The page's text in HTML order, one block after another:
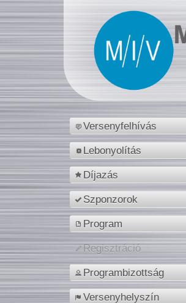
Versenyfelhívás
Lebonyolítás
Díjazás
Szponzorok
Program
Regisztráció
Programbizottság
Versenyhelyszín